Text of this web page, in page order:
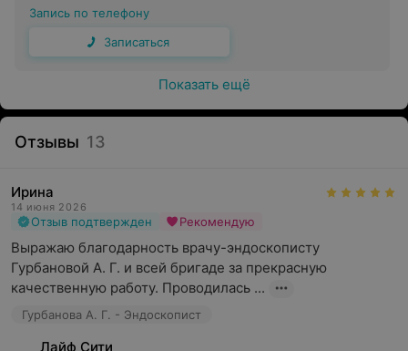
Запись по телефону
Записаться
Показать ещё
Отзывы 13
Ирина
14 июня 2026
Отзыв подтвержден Рекомендую
Выражаю благодарность врачу-эндоскописту
Гурбановой А. Г. и всей бригаде за прекрасную
качественную работу. Проводилась ...
Гурбанова А. Г. - Эндоскопист
Лайф Сити